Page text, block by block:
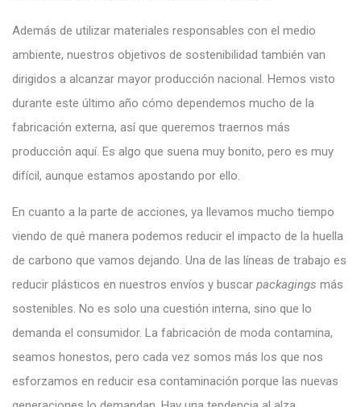
Además de utilizar materiales responsables con el medio
ambiente, nuestros objetivos de sostenibilidad también van
dirigidos a alcanzar mayor producción nacional. Hemos visto
durante este último año cómo dependemos mucho de la
fabricación externa, así que queremos traernos más
producción aquí. Es algo que suena muy bonito, pero es muy
difícil, aunque estamos apostando por ello.
En cuanto a la parte de acciones, ya llevamos mucho tiempo
viendo de qué manera podemos reducir el impacto de la huella
de carbono que vamos dejando. Una de las líneas de trabajo es
reducir plásticos en nuestros envíos y buscar packagings más
sostenibles. No es solo una cuestión interna, sino que lo
demanda el consumidor. La fabricación de moda contamina,
seamos honestos, pero cada vez somos más los que nos
esforzamos en reducir esa contaminación porque las nuevas